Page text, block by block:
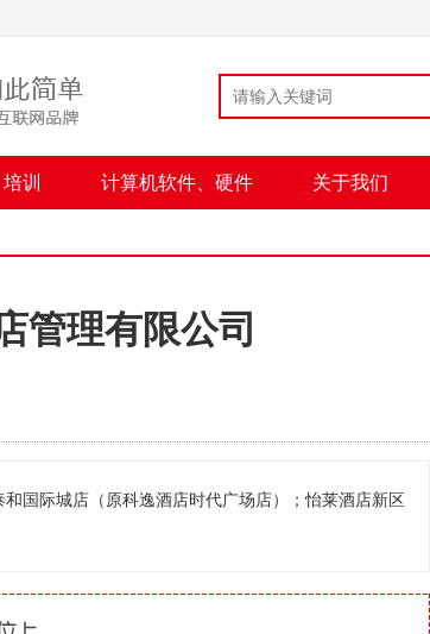
训 计算机软件、硬件 关于我们
管理有限公司
国际城店（原科逸酒店时代广场店）；怡莱酒店新区